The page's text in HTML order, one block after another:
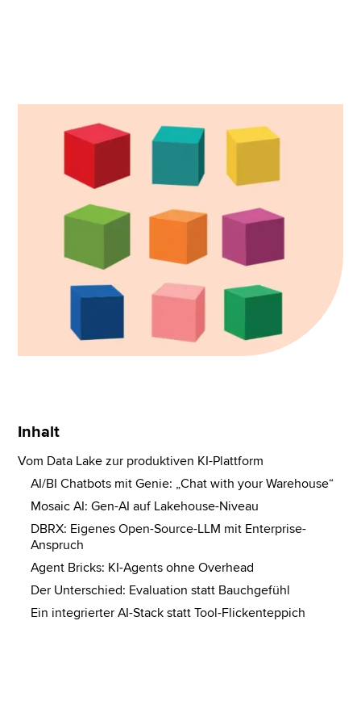
Inhalt
Vom Data Lake zur produktiven KI-Plattform
AI/BI Chatbots mit Genie: „Chat with your Warehouse“
Mosaic AI: Gen-AI auf Lakehouse-Niveau
DBRX: Eigenes Open-Source-LLM mit Enterprise-
Anspruch
Agent Bricks: KI-Agents ohne Overhead
Der Unterschied: Evaluation statt Bauchgefühl
Ein integrierter AI-Stack statt Tool-Flickenteppich